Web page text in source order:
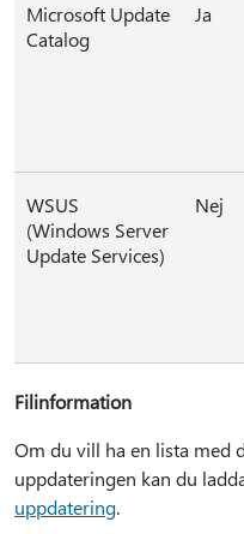
Microsoft Update
Catalog
Ja
WSUS
(Windows Server
Update Services)
Nej
Filinformation
Om du vill ha en lista med
uppdateringen kan du
uppdatering.